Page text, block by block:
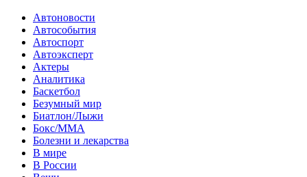
Автоновости
Автособытия
Автоспорт
Автоэксперт
Актеры
Аналитика
Баскетбол
Безумный мир
Биатлон/Лыжи
Бокс/MMA
Болезни и лекарства
В мире
В России